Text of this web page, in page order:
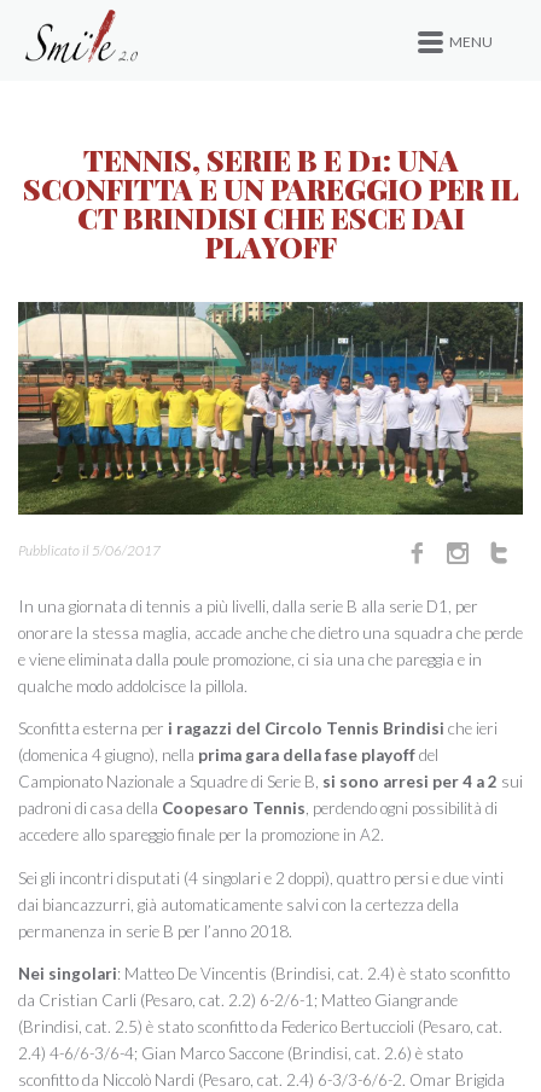
MENU
TENNIS, SERIE B E D1: UNA
SCONFITTA E UN PAREGGIO PER IL
CT BRINDISI CHE ESCE DAI
PLAYOFF
Pubblicato il 5/06/2017
In una giornata di tennis a più livelli, dalla serie B alla serie D1, per
onorare la stessa maglia, accade anche che dietro una squadra che perde
e viene eliminata dalla poule promozione, ci sia una che pareggia e in
qualche modo addolcisce la pillola.
Sconfitta esterna per i ragazzi del Circolo Tennis Brindisi che ieri
(domenica 4 giugno), nella prima gara della fase playoffdel
Campionato Nazionale a Squadre di Serie B, si sono arresi per 4 a 2 sui
padroni di casa della Coopesaro Tennis, perdendo ogni possibilità di
accedere allo spareggio finale per la promozione in A2.
Sei gli incontri disputati (4 singolari e 2 doppi), quattro persi e due vinti
dai biancazzurri, già automaticamente salvi con la certezza della
permanenza in serie B per l’anno 2018.
Nei singolari: Matteo De Vincentis (Brindisi, cat. 2.4) è stato sconfitto
da Cristian Carli (Pesaro, cat. 2.2) 6-2/6-1; Matteo Giangrande
(Brindisi, cat. 2.5) è stato sconfitto da Federico Bertuccioli (Pesaro, cat.
2.4) 4-6/6-3/6-4; Gian Marco Saccone (Brindisi, cat. 2.6) è stato
sconfitto da Niccolò Nardi (Pesaro, cat. 2.4) 6-3/3-6/6-2. Omar Brigida